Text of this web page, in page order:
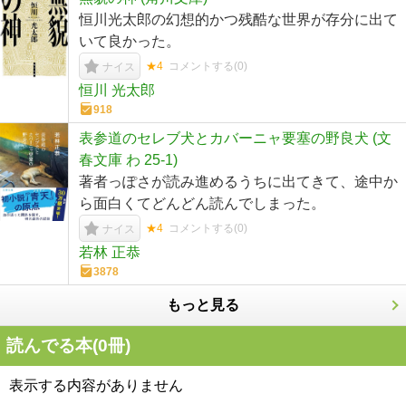
恒川光太郎の幻想的かつ残酷な世界が存分に出て
いて良かった。
ナイス ★4 コメントする(0)
恒川 光太郎
918
表参道のセレブ犬とカバーニャ要塞の野良犬 (文
春文庫 わ 25-1)
著者っぽさが読み進めるうちに出てきて、途中か
ら面白くてどんどん読んでしまった。
ナイス ★4 コメントする(0)
若林 正恭
3878
もっと見る
読んでる本(0冊)
表示する内容がありません